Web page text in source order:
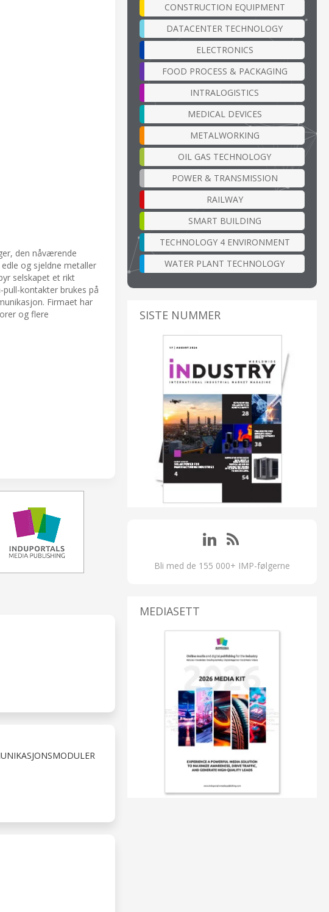
den nåværende
og sjeldne metaller
selskapet et rikt
kontakter brukes på
Firmaet har
og flere
CONSTRUCTION EQUIPMENT
DATACENTER TECHNOLOGY
ELECTRONICS
FOOD PROCESS & PACKAGING
INTRALOGISTICS
MEDICAL DEVICES
METALWORKING
OIL GAS TECHNOLOGY
POWER & TRANSMISSION
RAILWAY
SMART BUILDING
TECHNOLOGY 4 ENVIRONMENT
WATER PLANT TECHNOLOGY
SISTE NUMMER
Bli med de 155 000+ IMP-følgerne
MEDIASETT